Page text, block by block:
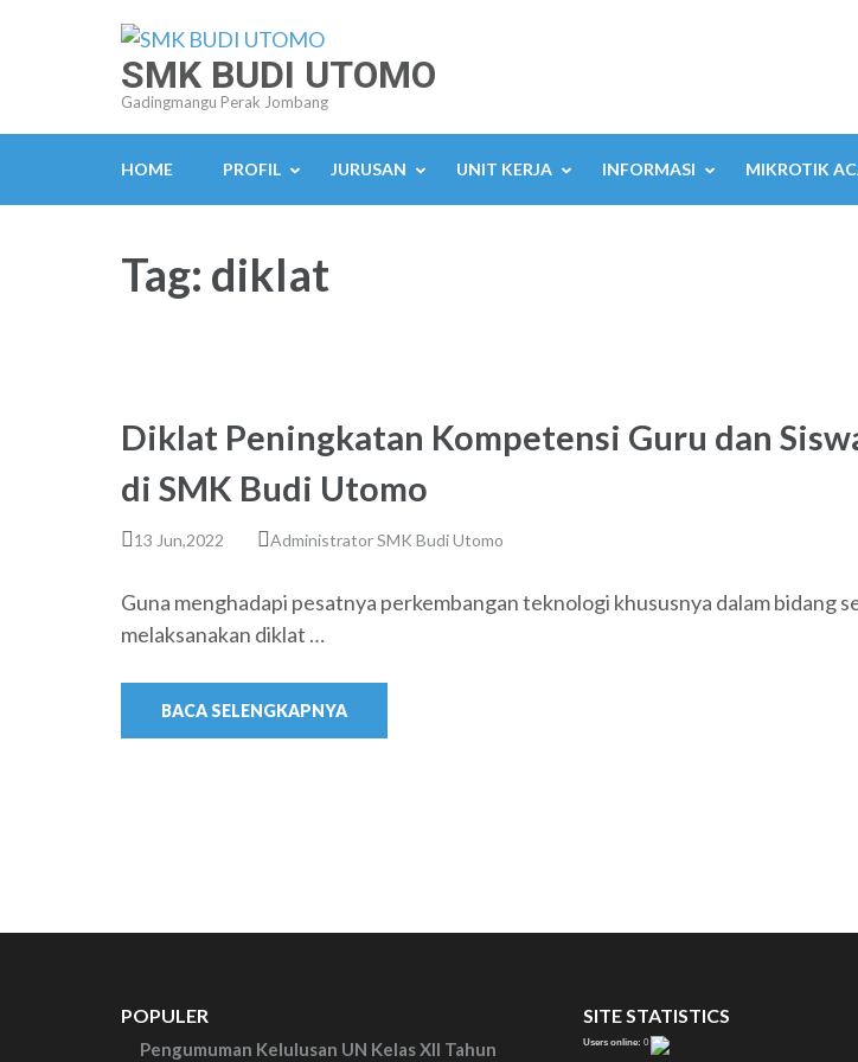
Enter)
SMK BUDI UTOMO
Gadingmangu Perak Jombang
HOME PROFIL JURUSAN UNIT KERJA INFORMASI MIKROTIK
Tag: diklat
Diklat Peningkatan Kompetensi Guru dan
di SMK Budi Utomo
13 Jun,2022 Administrator SMK Budi Utomo
Guna menghadapi pesatnya perkembangan teknologi khususnya dalam bidang
melaksanakan diklat …
BACA SELENGKAPNYA
POPULER
Pengumuman Kelulusan UN Kelas XII Tahun
SITE STATISTICS
Users online: 0